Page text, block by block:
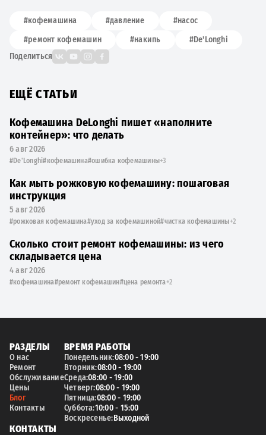
#кофемашина #давление
#насос
#ремонт кофемашин
#накипь
#De'Longhi
Поделиться
ЕЩЁ СТАТЬИ
Кофемашина DeLonghi пишет «наполните
контейнер»: что делать
6 авг 2026
#De'Longhi#кофемашина#ошибка кофемашины+3
Как мыть рожковую кофемашину: пошаговая
инструкция
5 авг 2026
#рожковая кофемашина#уход за кофемашиной#чистка кофемашины+2
Сколько стоит ремонт кофемашины: из чего
складывается цена
4 авг 2026
#кофемашина#ремонт кофемашин#цена ремонта+2
РАЗДЕЛЫ
О нас
Ремонт
Обслуживание
Цены
Блог
Контакты
ВРЕМЯ РАБОТЫ
Понедельник:08:00 - 19:00
Вторник:08:00 - 19:00
Среда:08:00 - 19:00
Четверг:08:00 - 19:00
Пятница:08:00 - 19:00
Суббота:10:00 - 15:00
Воскресенье:Выходной
КОНТАКТЫ